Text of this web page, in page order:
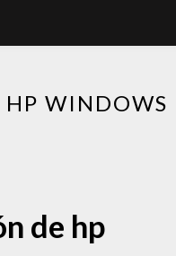
HP WINDOWS
de hp